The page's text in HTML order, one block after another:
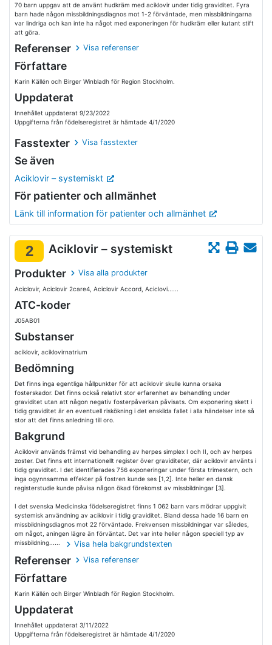
70 barn uppgav att de använt hudkräm med aciklovir under tidig graviditet. Fyra
barn hade någon missbildningsdiagnos mot 1-2 förväntade, men missbildningarna
var lindriga och kan inte ha något med exponeringen för hudkräm eller kutant stift
att göra.
Referenser Visa referenser
Författare
Karin Källén och Birger Winbladh för Region Stockholm.
Uppdaterat
Innehållet uppdaterat 9/23/2022
Uppgifterna från födelseregistret är hämtade 4/1/2020
Fasstexter Visa fasstexter
Se även
Aciklovir – systemiskt
För patienter och allmänhet
Länk till information för patienter och allmänhet
2 Aciklovir – systemiskt
Produkter Visa alla produkter
Aciclovir, Aciclovir 2care4, Aciclovir Accord, Aciclovi......
ATC-koder
J05AB01
Substanser
aciklovir, aciklovirnatrium
Bedömning
Det finns inga egentliga hållpunkter för att aciklovir skulle kunna orsaka
fosterskador. Det finns också relativt stor erfarenhet av behandling under
graviditet utan att någon negativ fosterpåverkan påvisats. Om exponering skett i
tidig graviditet är en eventuell riskökning i det enskilda fallet i alla händelser inte så
stor att det finns anledning till oro.
Bakgrund
Aciklovir används främst vid behandling av herpes simplex I och II, och av herpes
zoster. Det finns ett internationellt register över graviditeter, där aciklovir använts i
tidig graviditet. I det identifierades 756 exponeringar under första trimestern, och
inga ogynnsamma effekter på fostren kunde ses [1,2]. Inte heller en dansk
registerstudie kunde påvisa någon ökad förekomst av missbildningar [3].
I det svenska Medicinska födelseregistret finns 1 062 barn vars mödrar uppgivit
systemisk användning av aciklovir i tidig graviditet. Bland dessa hade 16 barn en
missbildningsdiagnos mot 22 förväntade. Frekvensen missbildningar var således,
om något, aningen lägre än förväntat. Det var inte heller någon speciell typ av
missbildning......
Visa hela bakgrundstexten
Referenser Visa referenser
Författare
Karin Källén och Birger Winbladh för Region Stockholm.
Uppdaterat
Innehållet uppdaterat 3/11/2022
Uppgifterna från födelseregistret är hämtade 4/1/2020